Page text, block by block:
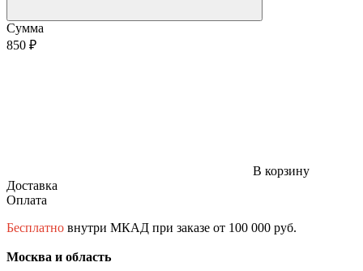
Сумма
850 ₽
В корзину
Доставка
Оплата
Бесплатно внутри МКАД при заказе от 100 000 руб.
Москва и область